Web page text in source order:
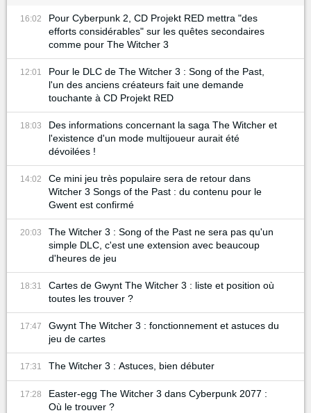
16:02
Pour Cyberpunk 2, CD Projekt RED mettra "des
efforts considérables" sur les quêtes secondaires
comme pour The Witcher 3
12:01
Pour le DLC de The Witcher 3 : Song of the Past,
l'un des anciens créateurs fait une demande
touchante à CD Projekt RED
18:03
Des informations concernant la saga The Witcher et
l'existence d'un mode multijoueur aurait été
dévoilées !
14:02
Ce mini jeu très populaire sera de retour dans
Witcher 3 Songs of the Past : du contenu pour le
Gwent est confirmé
20:03
The Witcher 3 : Song of the Past ne sera pas qu'un
simple DLC, c'est une extension avec beaucoup
d'heures de jeu
18:31
Cartes de Gwynt The Witcher 3 : liste et position où
toutes les trouver ?
17:47
Gwynt The Witcher 3 : fonctionnement et astuces du
jeu de cartes
17:31 The Witcher 3 : Astuces, bien débuter
17:28
Easter-egg The Witcher 3 dans Cyberpunk 2077 :
Où le trouver ?